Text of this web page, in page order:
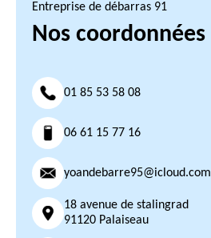
Entreprise de débarras 91
Nos coordonnées
01 85 53 58 08
06 61 15 77 16
yoandebarre95@icloud.com
18 avenue de stalingrad
91120 Palaiseau